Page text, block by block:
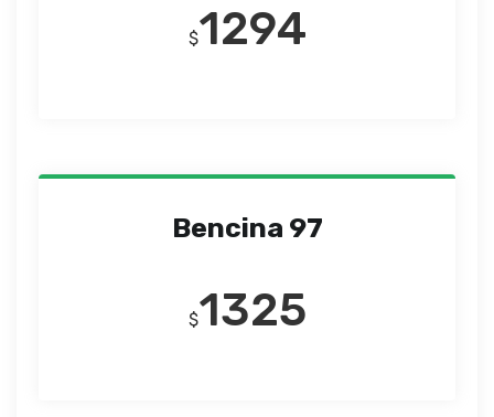
$1294
Bencina 97
$1325